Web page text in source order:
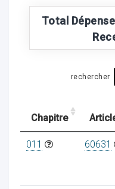
Total
rechercher
Chapitre
011 60631